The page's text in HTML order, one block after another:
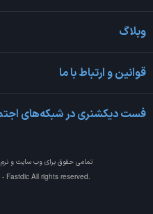
وبلاگ
قوانین و ارتباط با ما
فست دیکشنری در شبکه‌های
تمامی حقوق برای وب سایت و نرم
Fastdic All rights reserved.